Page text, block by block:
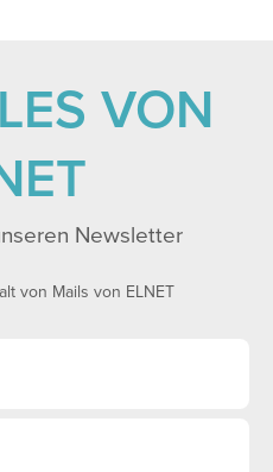
VON
Newsletter
von Mails von ELNET